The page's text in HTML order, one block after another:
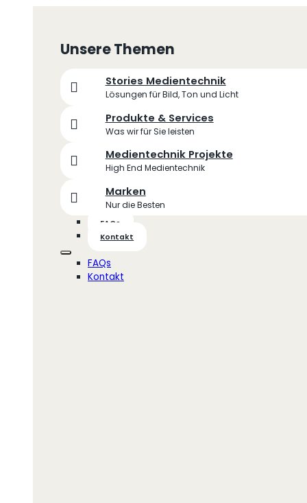
Unsere Themen
Stories Medientechnik
Lösungen für Bild, Ton und Licht
Produkte & Services
Was wir für Sie leisten
Medientechnik Projekte
High End Medientechnik
Marken
Nur die Besten
FAQs
Kontakt
FAQs
Kontakt